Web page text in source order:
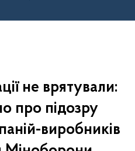
не врятували:
про підозру
виробників